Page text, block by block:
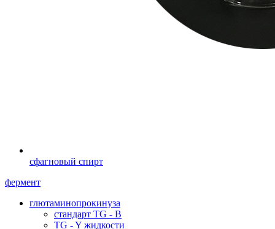
сфагновый спирт
фермент
глютаминопрокинуза
стандарт TG - B
TG - Y жидкости